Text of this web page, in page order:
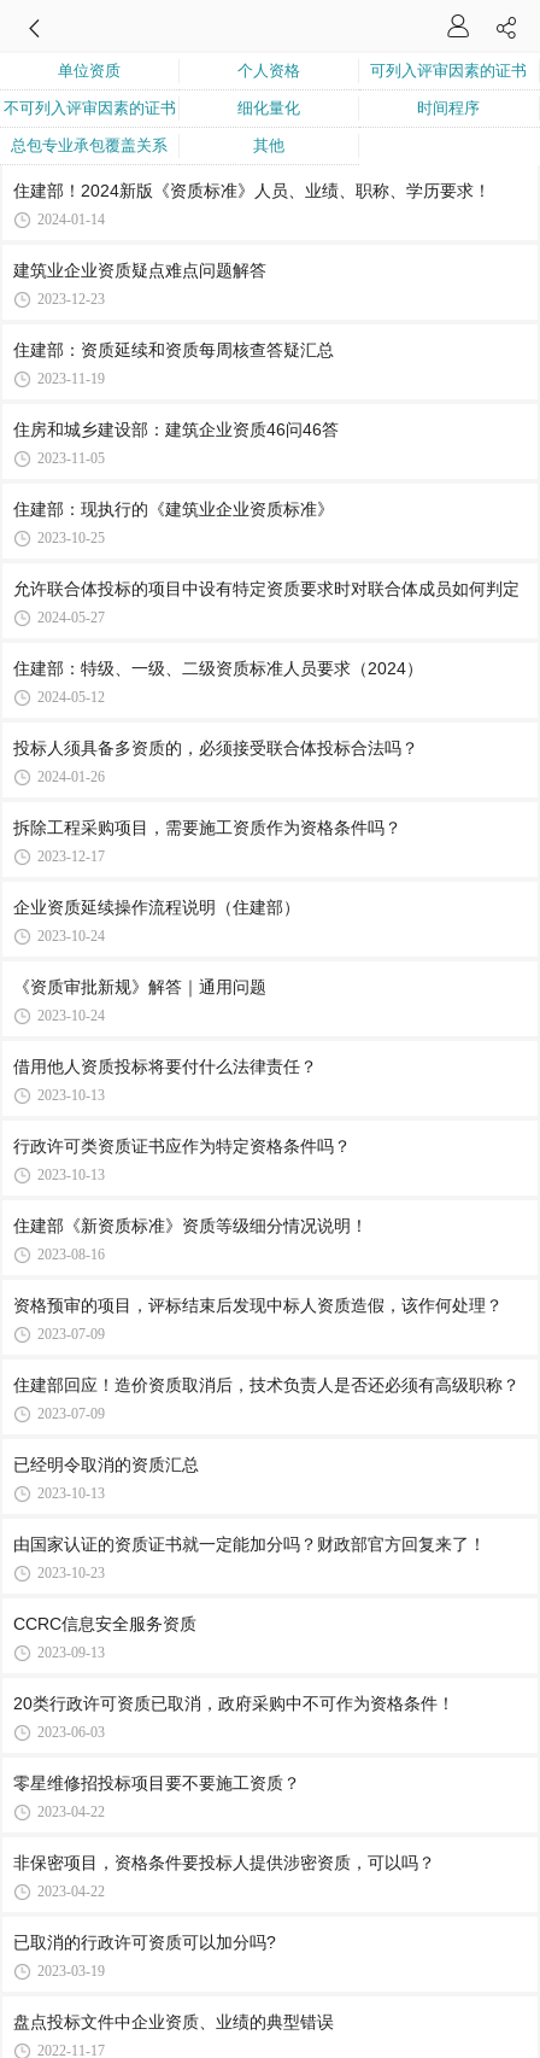
单位资质 个人资格 可列入评审因素的证书
不可列入评审因素的证书 细化量化 时间程序
总包专业承包覆盖关系 其他
住建部！2024新版《资质标准》人员、业绩、职称、学历要求！
2024-01-14
建筑业企业资质疑点难点问题解答
2023-12-23
住建部：资质延续和资质每周核查答疑汇总
2023-11-19
住房和城乡建设部：建筑企业资质46问46答
2023-11-05
住建部：现执行的《建筑业企业资质标准》
2023-10-25
允许联合体投标的项目中设有特定资质要求时对联合体成员如何判定
2024-05-27
住建部：特级、一级、二级资质标准人员要求（2024）
2024-05-12
投标人须具备多资质的，必须接受联合体投标合法吗？
2024-01-26
拆除工程采购项目，需要施工资质作为资格条件吗？
2023-12-17
企业资质延续操作流程说明（住建部）
2023-10-24
《资质审批新规》解答｜通用问题
2023-10-24
借用他人资质投标将要付什么法律责任？
2023-10-13
行政许可类资质证书应作为特定资格条件吗？
2023-10-13
住建部《新资质标准》资质等级细分情况说明！
2023-08-16
资格预审的项目，评标结束后发现中标人资质造假，该作何处理？
2023-07-09
住建部回应！造价资质取消后，技术负责人是否还必须有高级职称？
2023-07-09
已经明令取消的资质汇总
2023-10-13
由国家认证的资质证书就一定能加分吗？财政部官方回复来了！
2023-10-23
CCRC信息安全服务资质
2023-09-13
20类行政许可资质已取消，政府采购中不可作为资格条件！
2023-06-03
零星维修招投标项目要不要施工资质？
2023-04-22
非保密项目，资格条件要投标人提供涉密资质，可以吗？
2023-04-22
已取消的行政许可资质可以加分吗?
2023-03-19
盘点投标文件中企业资质、业绩的典型错误
2022-11-17